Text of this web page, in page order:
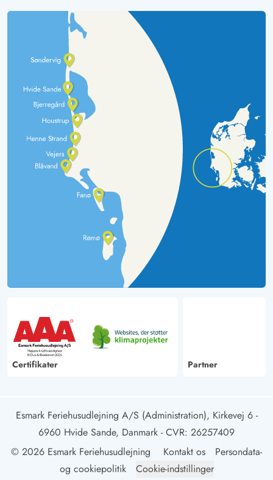
Certifikater Partner
Esmark Feriehusudlejning A/S (Administration), Kirkevej 6 -
6960 Hvide Sande, Danmark - CVR: 26257409
© 2026 Esmark Feriehusudlejning
Kontakt os
Persondata-
og cookiepolitik
Cookie-indstillinger